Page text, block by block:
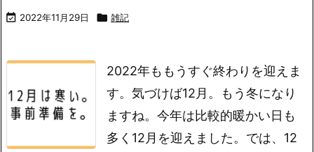
 2022年11月29日  雑記
2022年ももうすぐ終わりを迎えま
す。気づけば12月。もう冬になり
ますね。今年は比較的暖かい日も
多く12月を迎えました。では、12